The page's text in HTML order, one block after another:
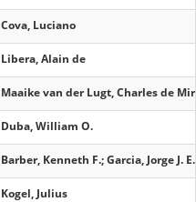
Cova, Luciano
Libera, Alain de
Maaike van der Lugt, Charles de
Duba, William O.
Barber, Kenneth F.; Garcia, Jorge J.
Kogel, Julius